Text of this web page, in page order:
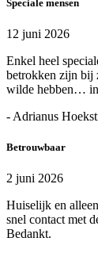
Speciale mensen
12 juni 2026
Enkel heel
betrokken zijn bij
wilde hebben…
- Adrianus
Betrouwbaar
2 juni 2026
Huiselijk en
snel contact met
Bedankt.